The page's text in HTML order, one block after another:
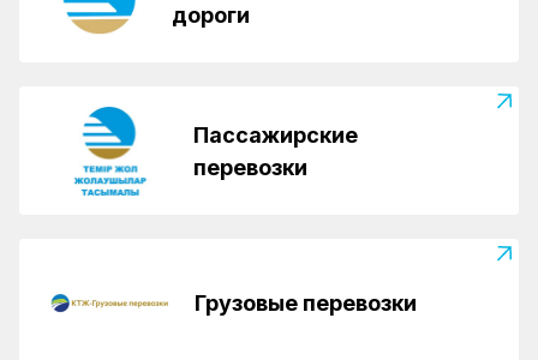
дороги
Пассажирские
перевозки
Грузовые перевозки